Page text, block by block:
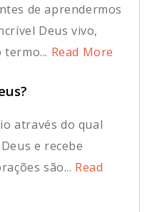
de aprendermos
Deus vivo,
Read More
através do qual
e recebe
são... Read